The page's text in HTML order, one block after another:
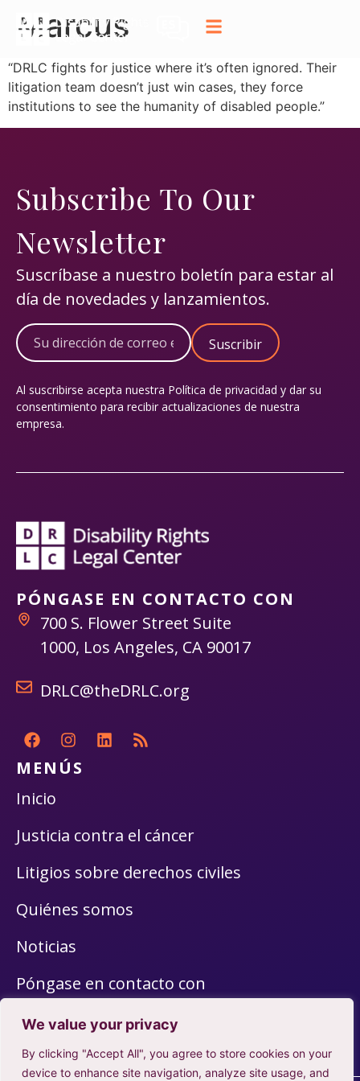
We value your privacy
By clicking "Accept All", you agree to store cookies on your
device to enhance site navigation, analyze site usage, and
Marcus
“DRLC fights for justice where it’s often ignored. Their
litigation team doesn’t just win cases, they force
institutions to see the humanity of disabled people.”
Subscribe To Our
Newsletter
Suscríbase a nuestro boletín para estar al
día de novedades y lanzamientos.
Correo
electrónico(Obligatorio)
Al suscribirse acepta nuestra Política de privacidad y dar su
consentimiento para recibir actualizaciones de nuestra
empresa.
PÓNGASE EN CONTACTO CON
700 S. Flower Street Suite
1000, Los Angeles, CA 90017
DRLC@theDRLC.org
MENÚS
Inicio
Justicia contra el cáncer
Litigios sobre derechos civiles
Quiénes somos
Noticias
Póngase en contacto con
Civil Rights Resources
Cancer Justice Resources